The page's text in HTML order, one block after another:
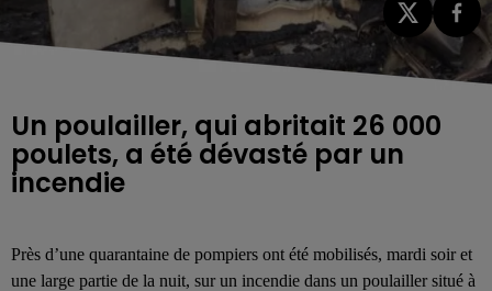
Un poulailler, qui abritait 26 000
poulets, a été dévasté par un
incendie
Près d’une quarantaine de pompiers ont été mobilisés, mardi soir et
une large partie de la nuit, sur un incendie dans un poulailler situé à